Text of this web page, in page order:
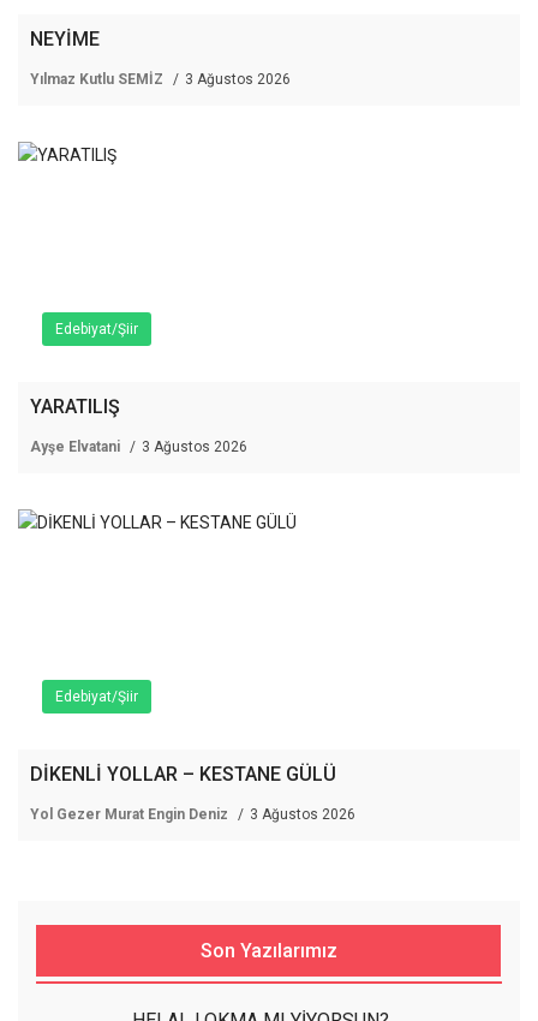
NEYİME
Yılmaz Kutlu SEMİZ 3 Ağustos 2026
Edebiyat/Şiir
YARATILIŞ
Ayşe Elvatani 3 Ağustos 2026
Edebiyat/Şiir
DİKENLİ YOLLAR – KESTANE GÜLÜ
Yol Gezer Murat Engin Deniz 3 Ağustos 2026
Son Yazılarımız